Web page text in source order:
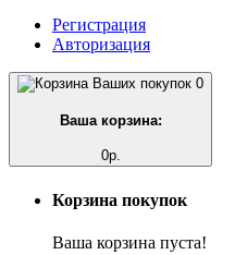
Регистрация
Авторизация
0
Ваша корзина:
0р.
Корзина покупок
Ваша корзина пуста!